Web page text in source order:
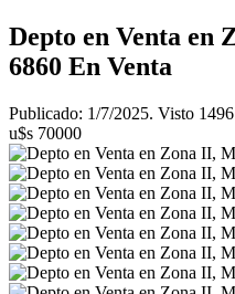
Depto en Venta
6860 En Venta
Publicado: 1/7/2025. Visto
u$s 70000